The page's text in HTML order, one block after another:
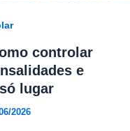
controlar
e
lugar
2026